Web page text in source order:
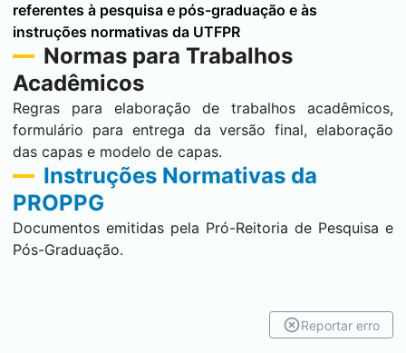
referentes à pesquisa e pós-graduação e às
instruções normativas da UTFPR
Normas para Trabalhos
Acadêmicos
Regras para elaboração de trabalhos acadêmicos,
formulário para entrega da versão final, elaboração
das capas e modelo de capas.
Instruções Normativas da
PROPPG
Documentos emitidas pela Pró-Reitoria de Pesquisa e
Pós-Graduação.
Reportar erro